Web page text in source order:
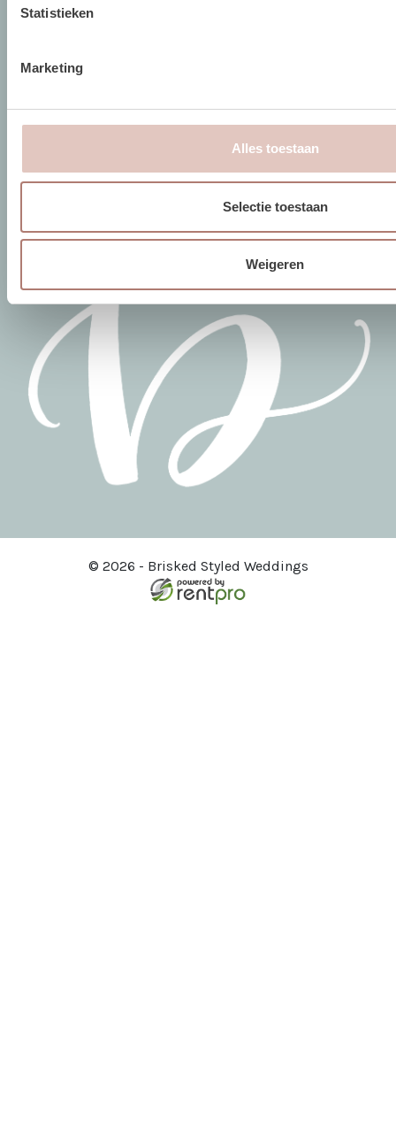
Statistieken
Marketing
Alles toestaan
Selectie toestaan
Weigeren
Instagram
© 2026 - Brisked Styled Weddings